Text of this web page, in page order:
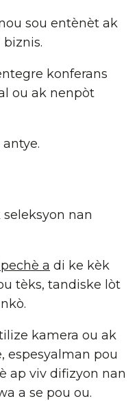
sou entènèt ak
konferans
ou ak nenpòt
nan
a di ke kèk
tèks, tandiske lòt
kamera ou ak
espesyalman pou
ap viv difizyon nan
a se pou ou.